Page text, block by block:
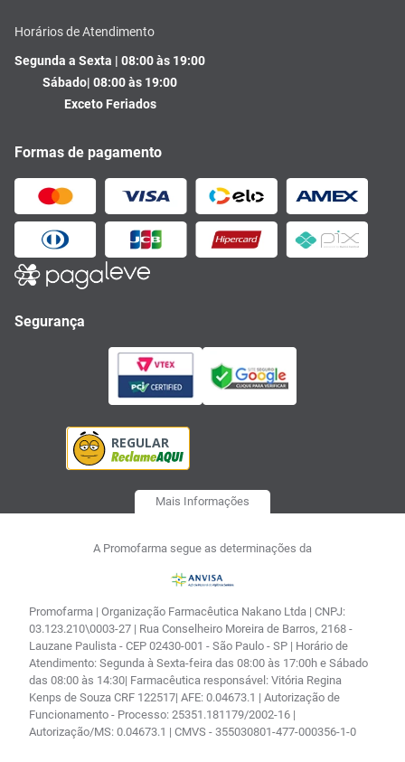
Horários de Atendimento
Segunda a Sexta | 08:00 às 19:00
Sábado| 08:00 às 19:00
Exceto Feriados
Formas de pagamento
Segurança
Mais Informações
A Promofarma segue as determinações da
Promofarma | Organização Farmacêutica Nakano Ltda | CNPJ:
03.123.210\0003-27 | Rua Conselheiro Moreira de Barros, 2168 -
Lauzane Paulista - CEP 02430-001 - São Paulo - SP | Horário de
Atendimento: Segunda à Sexta-feira das 08:00 às 17:00h e Sábado
das 08:00 às 14:30| Farmacêutica responsável: Vitória Regina
Kenps de Souza CRF 122517| AFE: 0.04673.1 | Autorização de
Funcionamento - Processo: 25351.181179/2002-16 |
Autorização/MS: 0.04673.1 | CMVS - 355030801-477-000356-1-0